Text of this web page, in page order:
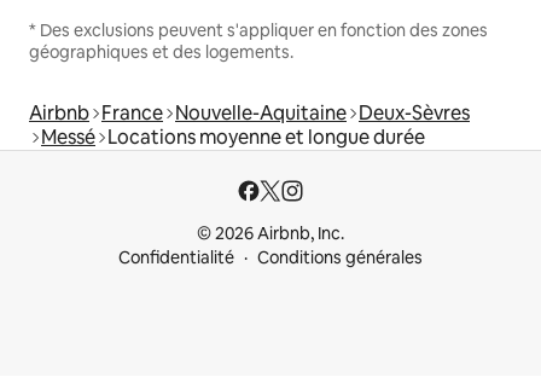
* Des exclusions peuvent s'appliquer en fonction des zones
géographiques et des logements.
Airbnb France Nouvelle-Aquitaine Deux-Sèvres
Messé Locations moyenne et longue durée
© 2026 Airbnb, Inc.
Confidentialité
Conditions générales